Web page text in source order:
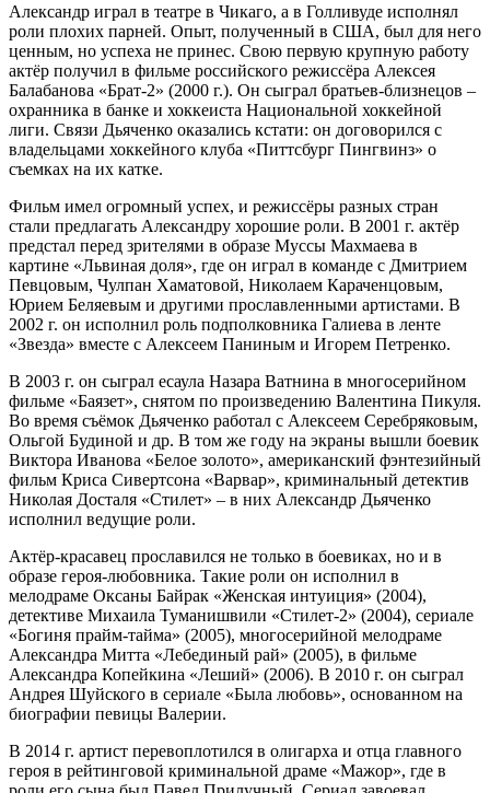
Александр играл в театре в Чикаго, а в Голливуде исполнял
роли плохих парней. Опыт, полученный в США, был для него
ценным, но успеха не принес. Свою первую крупную работу
актёр получил в фильме российского режиссёра Алексея
Балабанова «Брат-2» (2000 г.). Он сыграл братьев-близнецов –
охранника в банке и хоккеиста Национальной хоккейной
лиги. Связи Дьяченко оказались кстати: он договорился с
владельцами хоккейного клуба «Питтсбург Пингвинз» о
съемках на их катке.
Фильм имел огромный успех, и режиссёры разных стран
стали предлагать Александру хорошие роли. В 2001 г. актёр
предстал перед зрителями в образе Муссы Махмаева в
картине «Львиная доля», где он играл в команде с Дмитрием
Певцовым, Чулпан Хаматовой, Николаем Караченцовым,
Юрием Беляевым и другими прославленными артистами. В
2002 г. он исполнил роль подполковника Галиева в ленте
«Звезда» вместе с Алексеем Паниным и Игорем Петренко.
В 2003 г. он сыграл есаула Назара Ватнина в многосерийном
фильме «Баязет», снятом по произведению Валентина Пикуля.
Во время съёмок Дьяченко работал с Алексеем Серебряковым,
Ольгой Будиной и др. В том же году на экраны вышли боевик
Виктора Иванова «Белое золото», американский фэнтезийный
фильм Криса Сивертсона «Варвар», криминальный детектив
Николая Досталя «Стилет» – в них Александр Дьяченко
исполнил ведущие роли.
Актёр-красавец прославился не только в боевиках, но и в
образе героя-любовника. Такие роли он исполнил в
мелодраме Оксаны Байрак «Женская интуиция» (2004),
детективе Михаила Туманишвили «Стилет-2» (2004), сериале
«Богиня прайм-тайма» (2005), многосерийной мелодраме
Александра Митта «Лебединый рай» (2005), в фильме
Александра Копейкина «Леший» (2006). В 2010 г. он сыграл
Андрея Шуйского в сериале «Была любовь», основанном на
биографии певицы Валерии.
В 2014 г. артист перевоплотился в олигарха и отца главного
героя в рейтинговой криминальной драме «Мажор», где в